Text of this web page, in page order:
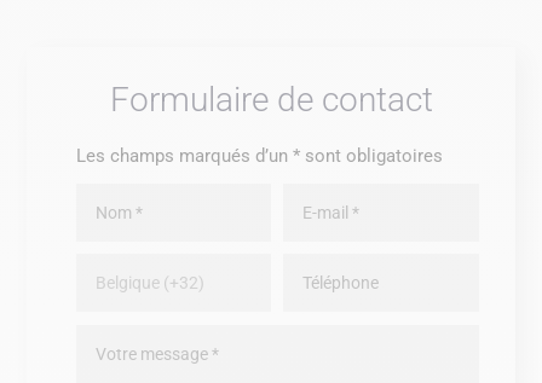
Formulaire de contact
Les champs marqués d’un * sont obligatoires